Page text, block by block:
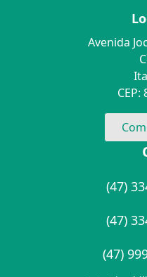
Avenida
CEP:
(47)
(47)
(47)